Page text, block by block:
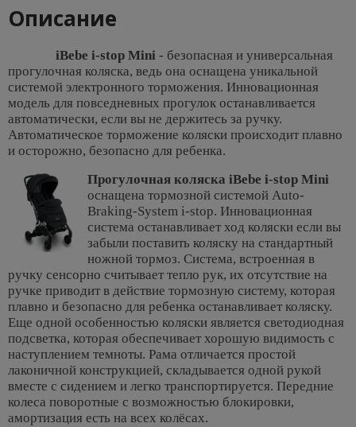
Описание
iBebe i-stop Mini - безопасная и универсальная
прогулочная коляска, ведь она оснащена уникальной
системой электронного торможения. Инновационная
модель для повседневных прогулок останавливается
автоматически, если вы не держитесь за ручку.
Автоматическое торможение коляски происходит плавно
и осторожно, безопасно для ребенка.
Прогулочная коляска iBebe i-stop Mini
оснащена тормозной системой Auto-
Braking-System i-stop. Инновационная
система останавливает ход коляски если вы
забыли поставить коляску на стандартный
ножной тормоз. Система, встроенная в
ручку сенсорно считывает тепло рук, их отсутствие на
ручке приводит в действие тормозную систему, которая
плавно и безопасно для ребенка останавливает коляску.
Еще одной особенностью коляски является светодиодная
подсветка, которая обеспечивает хорошую видимость с
наступлением темноты. Рама отличается простой
лаконичной конструкцией, складывается одной рукой
вместе с сидением и легко транспортируется. Передние
колеса поворотные с возможностью блокировки,
амортизация есть на всех колёсах.